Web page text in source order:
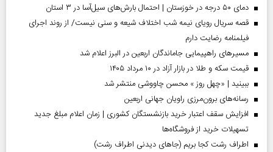
دمای ۵۰ درجه در خوزستان | احتمال بارش‌های سیل‌آسا در ۳ استان
قصه سریال رویای نیمه شب اختلاف شیعه و سنی نیست/ از روند اجرای
فیلمنامه رضایت دارم
مسیر‌های راهپیمایی جاماندگان اربعین در البرز اعلام شد
قیمت سکه و طلا در بازار آزاد در ۱۰ مرداد ۱۴۰۵
ببینید | «چهل روز » محسن چاووشی منتشر شد
رسانه‌های برون‌مرزی راویان جهانی اربعین
افزایش سقف اعتبار خرید بازنشستگان کشوری | زمان اعلام مبلغ جدید
تسهیلات خرید از فروشگاه‌ها
اطراف رشت کجا بریم (جاهای دیدنی اطراف رشت)